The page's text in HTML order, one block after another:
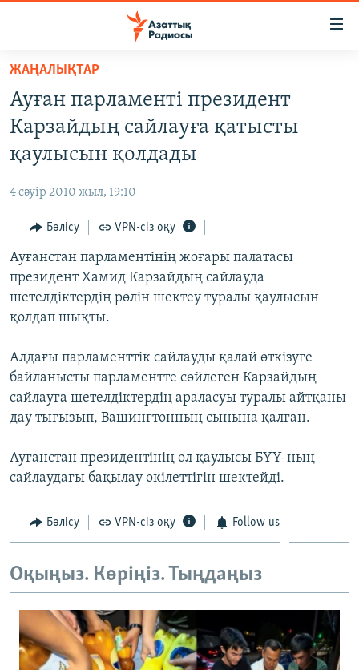
Skip
main
content
to
main
Navigation
Search
САЯСАТ
AZATTYQTV
АДАМ ҚҰҚЫҚТАРЫ
ӘЛЕУМЕТ
ӘЛЕМ
АРНАЙЫ ЖОБАЛАР
ЖАЗЫЛЫҢЫЗ
ЖАҢАЛЫҚТАР
Ауған парламенті президент
Карзайдың сайлауға қатысты
қаулысын қолдады
4 сәуір 2010 жыл, 19:10
Бөлісу VPN-сіз оқу
Ауғанстан парламентінің жоғары палатасы
президент Хамид Карзайдың сайлауда
шетелдіктердің рөлін шектеу туралы қаулысын
қолдап шықты.
Алдағы парламенттік сайлауды қалай өткізуге
байланысты парламентте сөйлеген Карзайдың
сайлауға шетелдіктердің араласуы туралы айтқаны
дау тығызып, Вашингтонның сынына қалған.
Ауғанстан президентінің ол қаулысы БҰҰ-ның
сайлаудағы бақылау өкілеттігін шектейді.
Бөлісу VPN-сіз оқу Follow us
Оқыңыз. Көріңіз. Тыңдаңыз